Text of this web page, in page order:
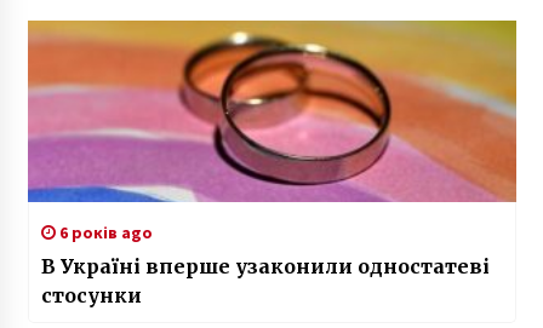
6 років ago
В Україні вперше узаконили одностатеві
стосунки